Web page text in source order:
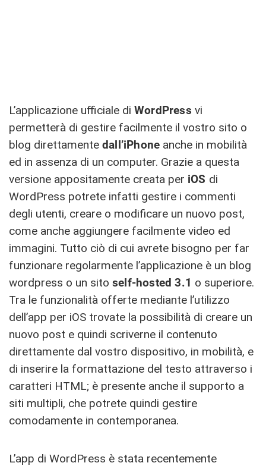
L’applicazione ufficiale di WordPress vi
permetterà di gestire facilmente il vostro sito o
blog direttamente dall’iPhone anche in mobilità
ed in assenza di un computer. Grazie a questa
versione appositamente creata per iOS di
WordPress potrete infatti gestire i commenti
degli utenti, creare o modificare un nuovo post,
come anche aggiungere facilmente video ed
immagini. Tutto ciò di cui avrete bisogno per far
funzionare regolarmente l’applicazione è un blog
wordpress o un sito self-hosted 3.1 o superiore.
Tra le funzionalità offerte mediante l’utilizzo
dell’app per iOS trovate la possibilità di creare un
nuovo post e quindi scriverne il contenuto
direttamente dal vostro dispositivo, in mobilità, e
di inserire la formattazione del testo attraverso i
caratteri HTML; è presente anche il supporto a
siti multipli, che potrete quindi gestire
comodamente in contemporanea.
L’app di WordPress è stata recentemente